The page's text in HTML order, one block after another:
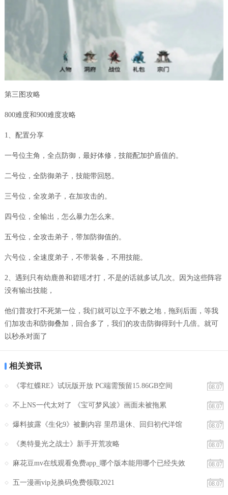
第三图攻略
800难度和900难度攻略
1、配置分享
一号位主角，全点防御，最好体修，技能配加护盾值的。
二号位，全防御弟子，技能带回怒。
三号位，全攻弟子，在加攻击的。
四号位，全输出，怎么暴力怎么来。
五号位，全攻击弟子，带加防御值的。
六号位，全速度弟子，不带装备，不用技能。
2、遇到只有幼鹿兽和碧瑶才打，不是的话就多试几次。因为这些阵容
没有输出技能，
他们普攻打不死第一位，我们就可以立于不败之地，拖到后面，等我
们加攻击和防御叠加，回合多了，我们的攻击防御得到十几倍。就可
以秒杀对面了
相关资讯
08.07
《零红蝶RE》试玩版开放 PC端需预留15.86GB空间
08.07
不上NS一代太对了 《宝可梦风波》画面未被拖累
08.07
爆料披露《生化9》被删内容 里昂退休、回归初代洋馆
08.07
《奥特曼光之战士》新手开荒攻略
08.07
麻花豆mv在线观看免费app_哪个版本能用哪个已经失效
08.07
五一漫画vip兑换码免费领取2021